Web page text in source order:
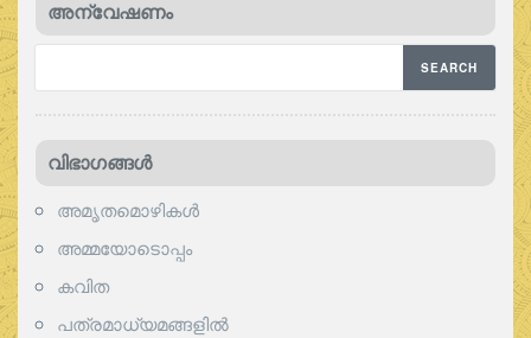
അന്വേഷണം
വിഭാഗങ്ങള്‍
അമൃതമൊഴികള്‍
അമ്മയോടൊപ്പം
കവിത
പത്രമാധ്യമങ്ങളില്‍